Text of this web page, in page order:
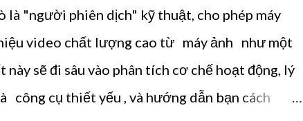
"người phiên dịch" kỹ thuật, cho phép máy
video chất lượng cao từ máy ảnh như một
sẽ đi sâu vào phân tích cơ chế hoạt động, lý
cụ thiết yếu , và hướng dẫn bạn cách